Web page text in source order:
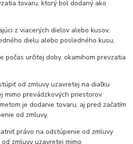
tovaru, ktorý bol dodaný ako
z viacerých dielov alebo kusov,
dielu alebo posledného kusu,
počas určitej doby, okamihom prevzatia
od zmluvy uzavretej na diaľku
mimo prevádzkových priestorov
je dodanie tovaru, aj pred začatím
od zmluvy.
právo na odstúpenie od zmluvy
zmluvy uzavretej mimo